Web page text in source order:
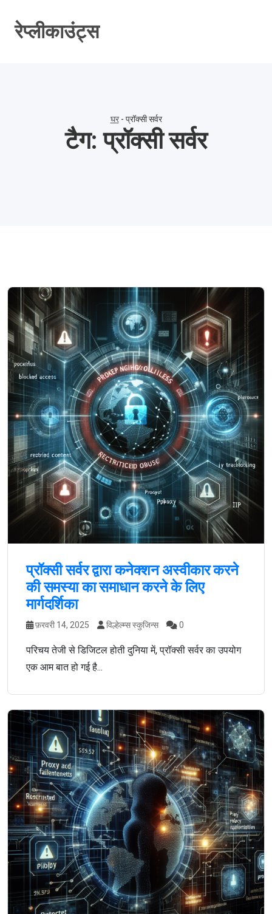
रेप्लीकाउंट्स
घर- प्रॉक्सी सर्वर
टैग:प्रॉक्सी सर्वर
प्रॉक्सी सर्वर द्वारा कनेक्शन अस्वीकार करने
की समस्या का समाधान करने के लिए
मार्गदर्शिका
फ़रवरी 14, 2025 विल्हेल्म्स स्कुजिन्स 0
परिचय तेजी से डिजिटल होती दुनिया में, प्रॉक्सी सर्वर का उपयोग
एक आम बात हो गई है...